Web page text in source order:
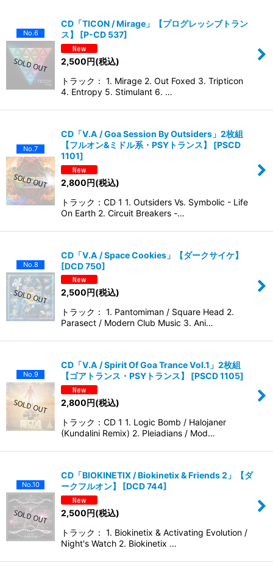
No.6
CD「TICON / Mirage」【プログレッシブトラン
ス】
[P-CD 537]
2,500円(税込)
トラック： 1. Mirage 2. Out Foxed 3. Tripticon
4. Entropy 5. Stimulant 6. …
No.7
CD「V.A / Goa Session By Outsiders」2枚組
【フルオン&ミドル系・PSYトランス】
[PSCD
1101]
2,800円(税込)
トラック：CD 1 1. Outsiders Vs. Symbolic - Life
On Earth 2. Circuit Breakers -…
No.8
CD「V.A / Space Cookies」【ダークサイケ】
[DCD 750]
2,500円(税込)
トラック： 1. Pantomiman / Square Head 2.
Parasect / Modern Club Music 3. Ani…
No.9
CD「V.A / Spirit Of Goa Trance Vol.1」2枚組
【ゴアトランス・PSYトランス】
[PSCD 1105]
2,800円(税込)
トラック：CD 1 1. Logic Bomb / Halojaner
(Kundalini Remix) 2. Pleiadians / Mod…
No.10
CD「BIOKINETIX / Biokinetix & Friends 2」【ダ
ークフルオン】
[DCD 744]
2,500円(税込)
トラック： 1. Biokinetix & Activating Evolution /
Night's Watch 2. Biokinetix …